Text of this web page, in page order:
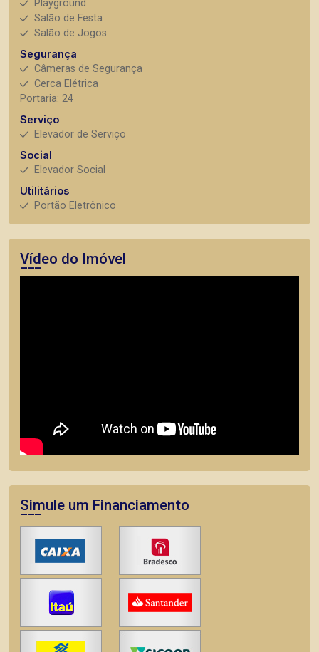
Playground
Salão de Festa
Salão de Jogos
Segurança
Câmeras de Segurança
Cerca Elétrica
Portaria: 24
Serviço
Elevador de Serviço
Social
Elevador Social
Utilitários
Portão Eletrônico
Vídeo do Imóvel
Simule um Financiamento